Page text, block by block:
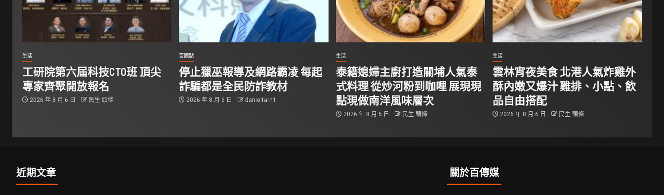
生活
工研院第六屆科技CTO班 頂尖
專家齊聚開放報名
2026 年 8 月 6 日 民生 頭條
百觀點
停止獵巫報導及網路霸凌 每起
詐騙都是全民防詐教材
2026 年 8 月 6 日 danieltarn1
生活
泰籍媳婦主廚打造關埔人氣泰
式料理 從炒河粉到咖哩 展現現
點現做南洋風味層次
2026 年 8 月 6 日 民生 頭條
生活
雲林宵夜美食 北港人氣炸雞外
酥內嫩又爆汁 雞排、小點、飲
品自由搭配
2026 年 8 月 6 日 民生 頭條
近期文章 關於百傳媒